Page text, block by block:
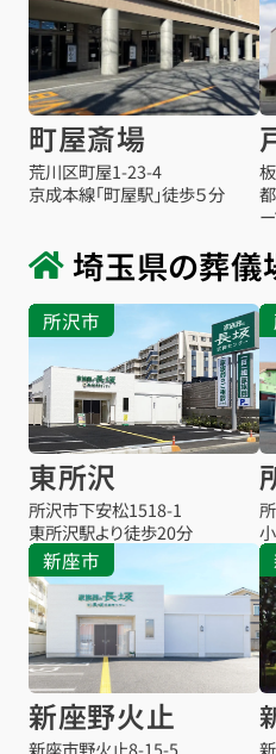
町屋斎場
荒川区町屋1-23-4
京成本線「町屋駅」徒歩５分
埼玉県の葬儀
所沢市
東所沢
所沢市下安松1518-1
東所沢駅より徒歩20分
新座市
新座野火止
新座市野火止8-15-5